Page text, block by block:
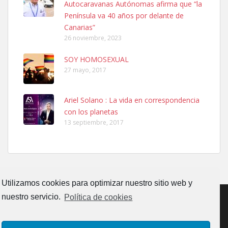
Utilizamos cookies para optimizar nuestro sitio web y
nuestro servicio. Política de cookies
06/07/2025 ZONA MESA Y LOPEZ. ES MUY ASUSTADIZO
Leales.org » Gran Canaria
6.7.2025
Ninfa perdida
El día 5 se los perdió una ninfa papillera, asustada tiene miedo a la
calle, se perdió por la zon...
Adopcion
Autocaravanas Autónomas afirma que “la
Península va 40 años por delante de
Canarias”
26 noviembre, 2023
SOY HOMOSEXUAL
27 mayo, 2017
Ariel Solano : La vida en correspondencia
con los planetas
13 septiembre, 2017